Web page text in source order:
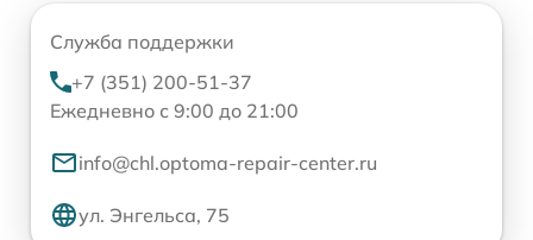
Служба поддержки
+7 (351) 200-51-37
Ежедневно с 9:00 до 21:00
info@chl.optoma-repair-center.ru
ул. Энгельса, 75